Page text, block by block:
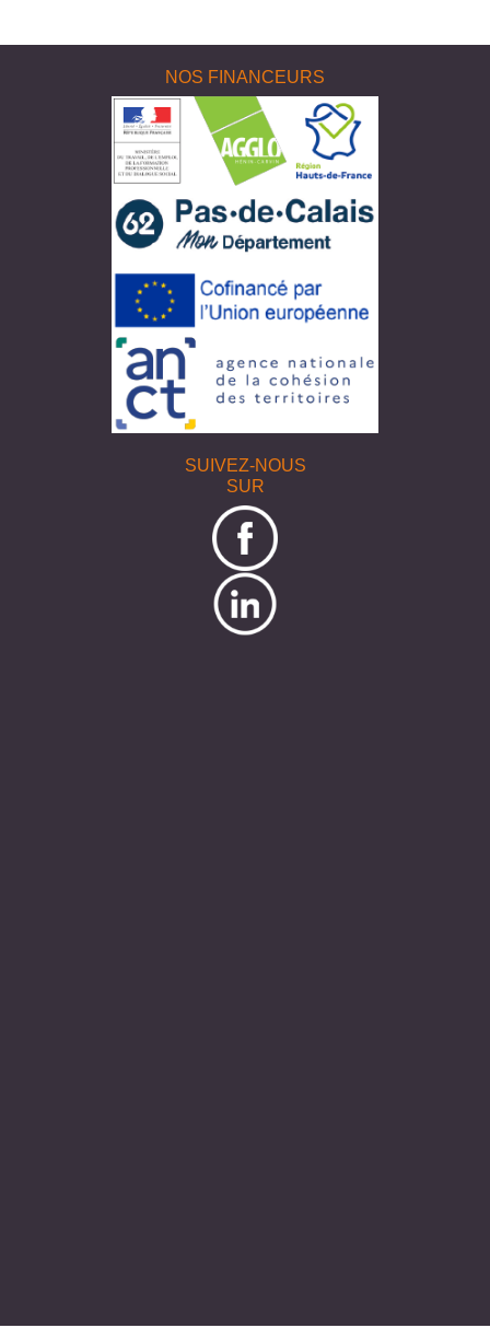
NOS FINANCEURS
SUIVEZ-NOUS
SUR